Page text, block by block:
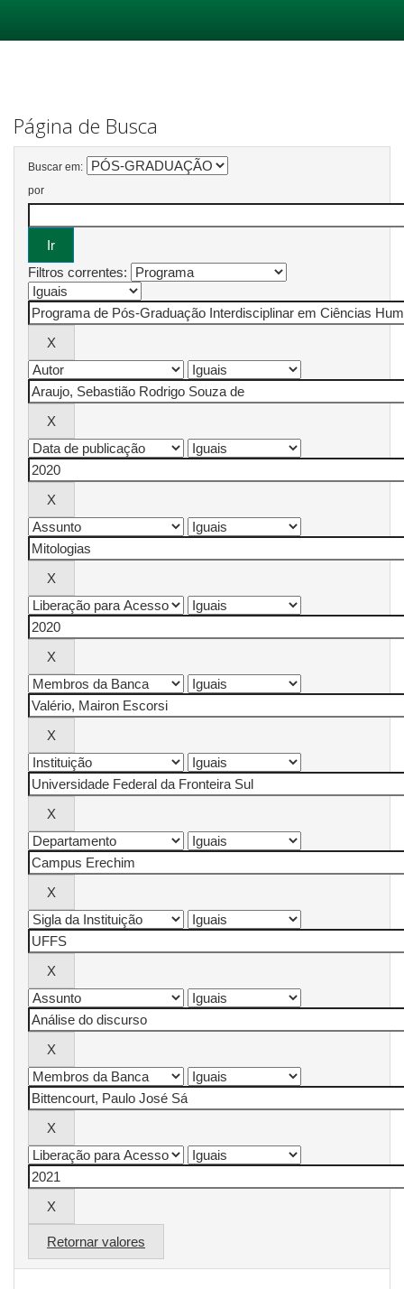
Página de Busca
Buscar em:
por
Filtros correntes:
Retornar valores